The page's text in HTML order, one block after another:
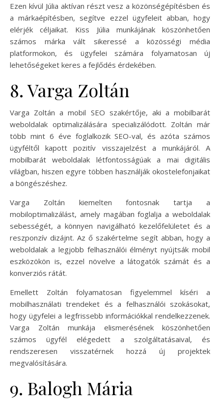
Ezen kívül Júlia aktívan részt vesz a közönségépítésben és
a márkaépítésben, segítve ezzel ügyfeleit abban, hogy
elérjék céljaikat. Kiss Júlia munkájának köszönhetően
számos márka vált sikeressé a közösségi média
platformokon, és ügyfelei számára folyamatosan új
lehetőségeket keres a fejlődés érdekében.
8. Varga Zoltán
Varga Zoltán a mobil SEO szakértője, aki a mobilbarát
weboldalak optimalizálására specializálódott. Zoltán már
több mint 6 éve foglalkozik SEO-val, és azóta számos
ügyféltől kapott pozitív visszajelzést a munkájáról. A
mobilbarát weboldalak létfontosságúak a mai digitális
világban, hiszen egyre többen használják okostelefonjaikat
a böngészéshez.
Varga Zoltán kiemelten fontosnak tartja a
mobiloptimalizálást, amely magában foglalja a weboldalak
sebességét, a könnyen navigálható kezelőfelületet és a
reszponzív dizájnt. Az ő szakértelme segít abban, hogy a
weboldalak a legjobb felhasználói élményt nyújtsák mobil
eszközökön is, ezzel növelve a látogatók számát és a
konverziós rátát.
Emellett Zoltán folyamatosan figyelemmel kíséri a
mobilhasználati trendeket és a felhasználói szokásokat,
hogy ügyfelei a legfrissebb információkkal rendelkezzenek.
Varga Zoltán munkája elismerésének köszönhetően
számos ügyfél elégedett a szolgáltatásaival, és
rendszeresen visszatérnek hozzá új projektek
megvalósítására.
9. Balogh Mária